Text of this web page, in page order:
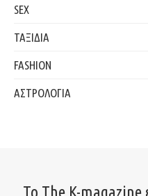
SEX
ΤΑΞΙΔΙΑ
FASHION
ΑΣΤΡΟΛΟΓΙΑ
Το The K-magazine